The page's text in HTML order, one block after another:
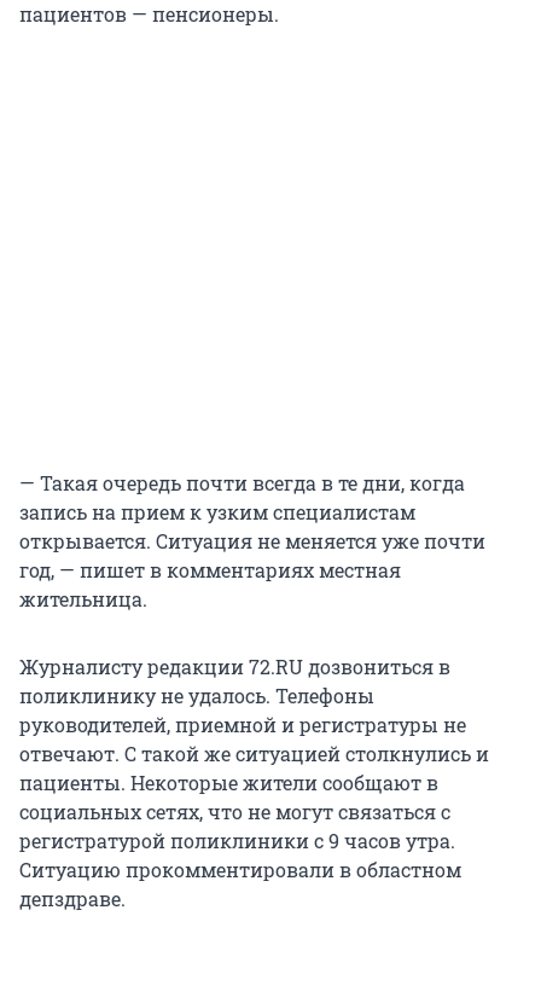
пациентов — пенсионеры.
— Такая очередь почти всегда в те дни, когда
запись на прием к узким специалистам
открывается. Ситуация не меняется уже почти
год, — пишет в комментариях местная
жительница.
Журналисту редакции 72.RU дозвониться в
поликлинику не удалось. Телефоны
руководителей, приемной и регистратуры не
отвечают. С такой же ситуацией столкнулись и
пациенты. Некоторые жители сообщают в
социальных сетях, что не могут связаться с
регистратурой поликлиники с 9 часов утра.
Ситуацию прокомментировали в областном
депздраве.